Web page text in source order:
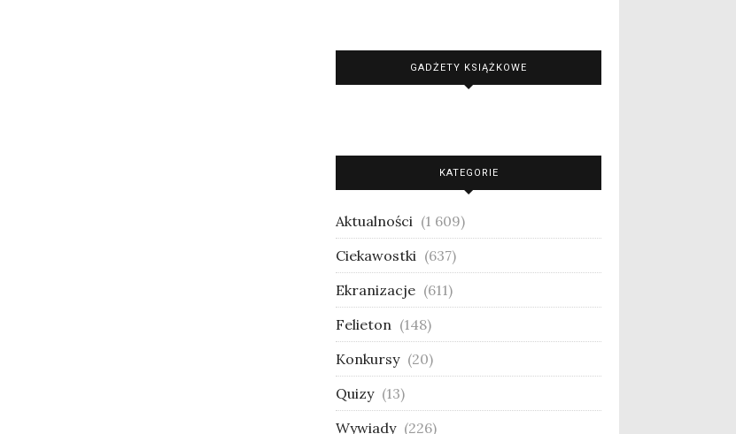
GADŻETY KSIĄŻKOWE
KATEGORIE
Aktualności (1 609)
Ciekawostki (637)
Ekranizacje (611)
Felieton (148)
Konkursy (20)
Quizy (13)
Wywiady (226)